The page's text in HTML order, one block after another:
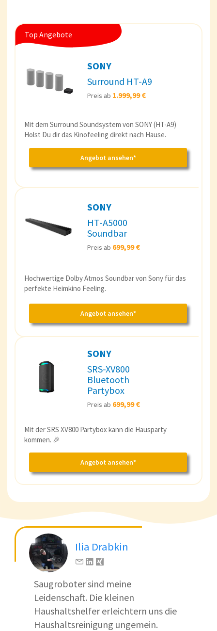
Top Angebote
SONY
Surround HT-A9
Preis ab 1.999,99 €
Mit dem Surround Soundsystem von SONY (HT-A9)
Holst Du dir das Kinofeeling direkt nach Hause.
Angebot ansehen*
SONY
HT-A5000
Soundbar
Preis ab 699,99 €
Hochwertige Dolby Atmos Soundbar von Sony für das
perfekte Heimkino Feeling.
Angebot ansehen*
SONY
SRS-XV800
Bluetooth
Partybox
Preis ab 699,99 €
Mit der SRS XV800 Partybox kann die Hausparty
kommen. 🎉
Angebot ansehen*
Ilia Drabkin
Saugroboter sind meine
Leidenschaft. Die kleinen
Haushaltshelfer erleichtern uns die
Haushaltsreinigung ungemein.